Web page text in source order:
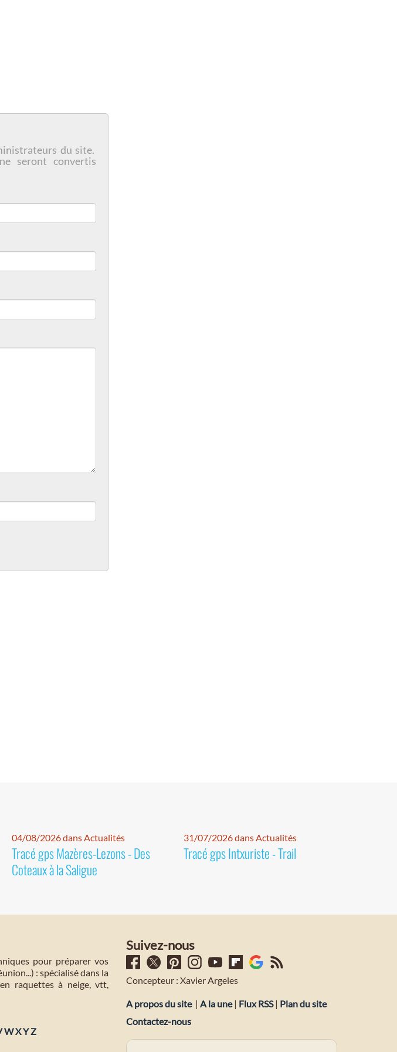
du site.
seront convertis
04/08/2026 dans Actualités
Tracé gps Mazères-Lezons - Des
Coteaux à la Saligue
31/07/2026 dans Actualités
Tracé gps Intxuriste - Trail
pour préparer vos
: spécialisé dans la
raquettes à neige, vtt,
WXYZ
Suivez-nous
Concepteur : Xavier Argeles
A propos du site | A la une| Flux RSS| Plan du site
Contactez-nous